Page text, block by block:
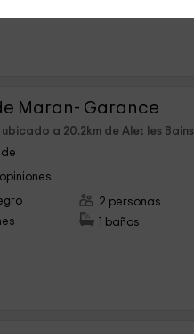
Maran- Garance
a 20.2km de Alet les Bains
2 personas
1 baños